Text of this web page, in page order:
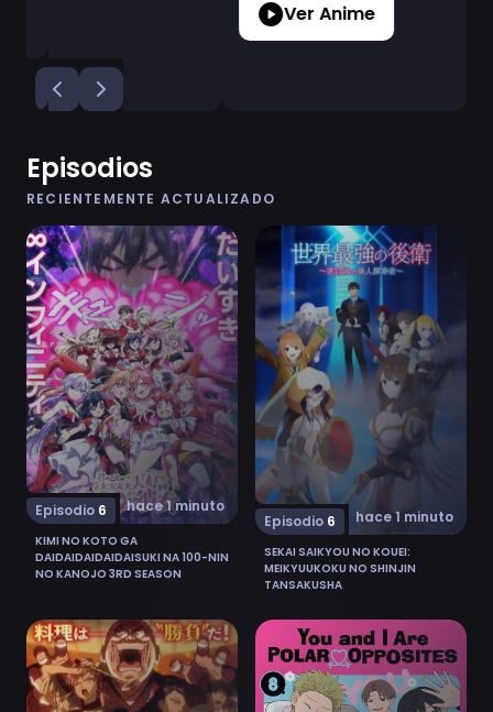
Episodios
RECIENTEMENTE ACTUALIZADO
hace 1 minuto
Episodio 6
KIMI NO KOTO GA
DAIDAIDAIDAIDAISUKI NA 100-NIN
NO KANOJO 3RD SEASON
Ver Kimi no Koto ga Daidaidaidaidaisuki na 100-nin no
hace 1 minuto
Episodio 6
SEKAI SAIKYOU NO KOUEI:
MEIKYUUKOKU NO SHINJIN
TANSAKUSHA
Ver Sekai Saikyou no
Ver Tetsunabe no Jan! 6 Ver Seihantai na Kimi to